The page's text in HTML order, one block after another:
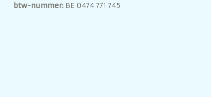
btw-nummer: BE 0474 771 745